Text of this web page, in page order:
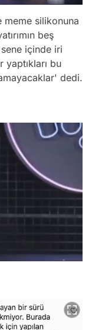
meme silikonuna
beş
sene içinde iri
bu
dedi.